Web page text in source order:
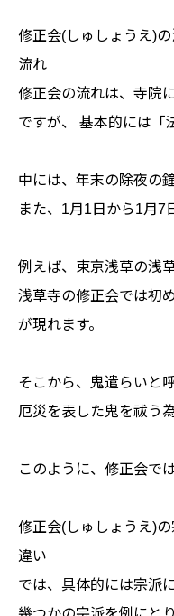
修正会(しゅしょうえ)
流れ
修正会の流れは、寺院
ですが、 基本的には「
中には、年末の除夜の
また、1月1日から1月7
例えば、東京浅草の浅
浅草寺の修正会では初
が現れます。
そこから、鬼遣らいと
厄災を表した鬼を祓う
このように、修正会で
修正会(しゅしょうえ)
違い
では、具体的には宗派